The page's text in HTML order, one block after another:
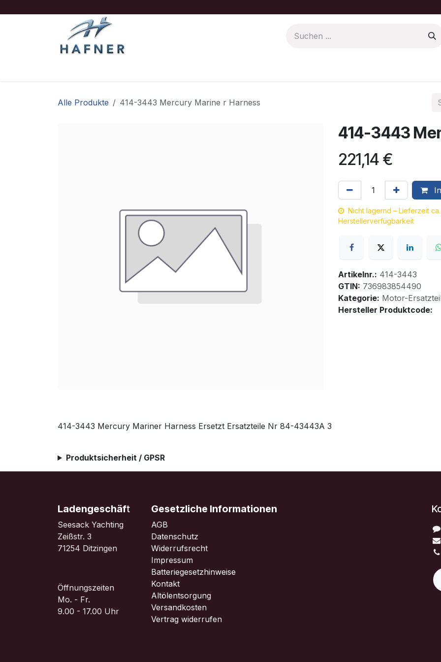
Alle Produkte 414-3443 Mercury Marine r Harness
414-3443
221,14 €
Nicht lagernd – Lieferzeit
Herstellerverfügbarkeit
Artikelnr.: 414-3443
GTIN: 736983854490
Kategorie: Motor-
Hersteller Produktcode:
414-3443 Mercury Mariner Harness Ersetzt Ersatzteile Nr 84-43443A 3
Produktsicherheit / GPSR
Ladengeschäft
Seesack Yachting
Zeißstr. 3
71254 Ditzingen
Öffnungszeiten
Mo. - Fr.
9.00 - 17.00 Uhr
Gesetzliche Informationen
AGB
Datenschutz
Widerrufsrecht
Impressum
Batteriegesetzhinweise
Kontakt
Altölentsorgung
Versandkosten
Vertrag widerrufen